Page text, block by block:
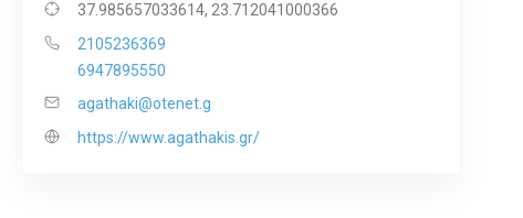
37.985657033614, 23.712041000366
2105236369
6947895550
agathaki@otenet.g
https://www.agathakis.gr/